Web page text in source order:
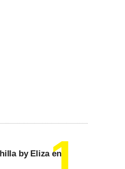
by Eliza en